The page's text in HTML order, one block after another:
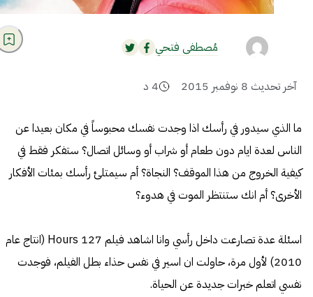
مُصطفى فتحي
آخر تحديث 8 نوفمبر 2015 4 د
ما الذي سيدور في رأسك اذا وجدت نفسك محبوساً في مكان بعيدا عن
الناس لعدة ايام دون طعام أو شراب أو وسائل اتصال؟ ستفكر فقط في
كيفية الخروج من هذا الموقف؟ النجاة؟ أم سيمتلئ رأسك بمئات الأفكار
الأخرى؟ أم انك ستنتظر الموت في هدوء؟
اسئلة عدة تصارعت داخل رأسي وانا اشاهد فيلم 127 Hours (انتاج عام
2010) لأول مرة، حاولت ان اسير في نفس حذاء بطل الفيلم، فوجدت
نفسي اتعلم خبرات جديدة عن الحياة.